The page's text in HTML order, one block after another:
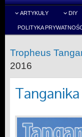
ARTYKUŁY DIY
POLITYKA
Tropheus
2016